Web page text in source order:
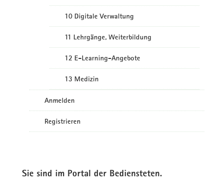
10 Digitale Verwaltung
11 Lehrgänge, Weiterbildung
12 E-Learning-Angebote
13 Medizin
Anmelden
Registrieren
Sie sind im Portal der Bediensteten.